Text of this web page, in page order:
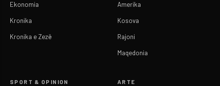
Ekonomia
Kronika
Kronika e Zezë
Amerika
Kosova
Rajoni
Maqedonia
SPORT & OPINION ARTE